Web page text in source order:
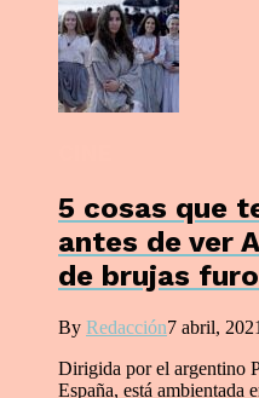
5 cosas que
antes de ver
de brujas
By Redacción7 abril, 2021
Dirigida por el argentino
España, está ambientada